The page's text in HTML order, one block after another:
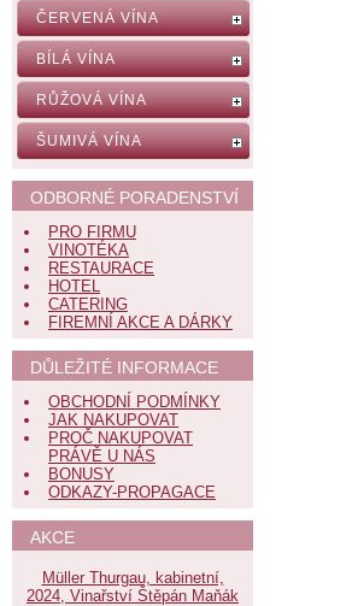
ČERVENÁ VÍNA
BÍLÁ VÍNA
RŮŽOVÁ VÍNA
ŠUMIVÁ VÍNA
ODBORNÉ PORADENSTVÍ
PRO FIRMU
VINOTÉKA
RESTAURACE
HOTEL
CATERING
FIREMNÍ AKCE A DÁRKY
DŮLEŽITÉ INFORMACE
OBCHODNÍ PODMÍNKY
JAK NAKUPOVAT
PROČ NAKUPOVAT
PRÁVĚ U NÁS
BONUSY
ODKAZY-PROPAGACE
AKCE
Müller Thurgau, kabinetní,
2024, Vinařství Štěpán Maňák